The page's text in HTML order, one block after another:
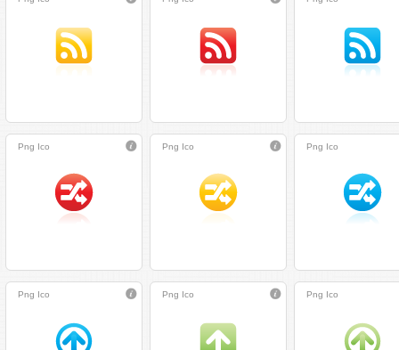
Png Ico Png Ico Png Ico
Png Ico Png Ico Png Ico